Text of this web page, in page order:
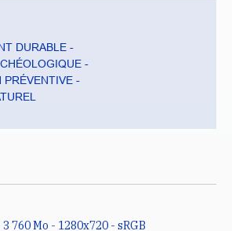
DURABLE
PRÉVENTIVE
760 Mo - 1280x720 - sRGB